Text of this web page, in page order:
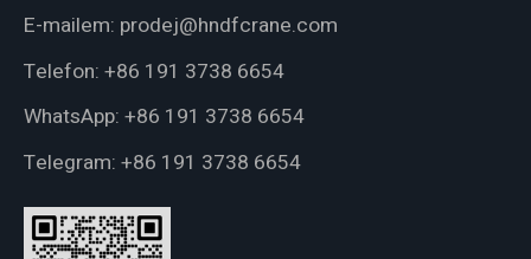
E-mailem: prodej@hndfcrane.com
Telefon: +86 191 3738 6654
WhatsApp: +86 191 3738 6654
Telegram: +86 191 3738 6654